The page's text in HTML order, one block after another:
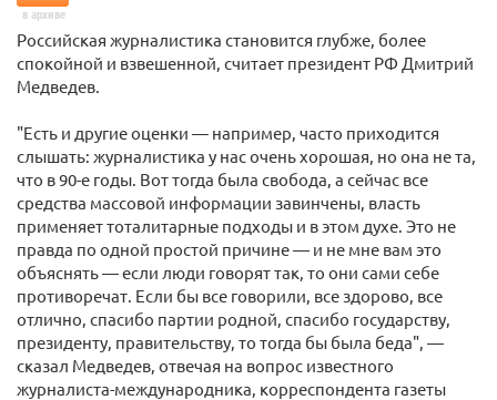
в архиве
Российская журналистика становится глубже, более
спокойной и взвешенной, считает президент РФ Дмитрий
Медведев.
"Есть и другие оценки — например, часто приходится
слышать: журналистика у нас очень хорошая, но она не та,
что в 90-е годы. Вот тогда была свобода, а сейчас все
средства массовой информации завинчены, власть
применяет тоталитарные подходы и в этом духе. Это не
правда по одной простой причине — и не мне вам это
объяснять — если люди говорят так, то они сами себе
противоречат. Если бы все говорили, все здорово, все
отлично, спасибо партии родной, спасибо государству,
президенту, правительству, то тогда бы была беда", —
сказал Медведев, отвечая на вопрос известного
журналиста-международника, корреспондента газеты